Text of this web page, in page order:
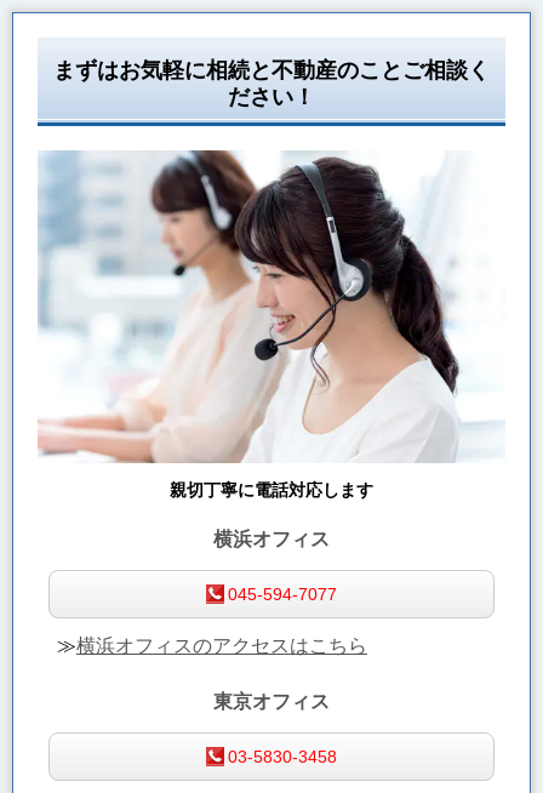
まずはお気軽に相続と不動産のことご相談く
ださい！
親切丁寧に電話対応します
横浜オフィス
045-594-7077
≫横浜オフィスのアクセスはこちら
東京オフィス
03-5830-3458